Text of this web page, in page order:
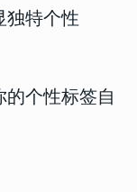
独特个性
个性标签自